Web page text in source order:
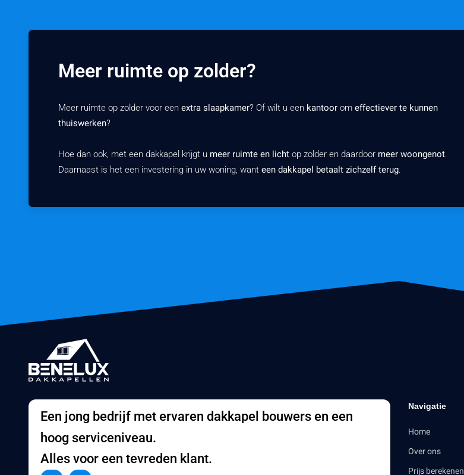
Meer ruimte op zolder?
Meer ruimte op zolder voor een extra slaapkamer? Of wilt u een kantoor om effectiever te kunnen
thuiswerken?
Hoe dan ook, met een dakkapel krijgt u meer ruimte en licht op zolder en daardoor meer woongenot.
Daarnaast is het een investering in uw woning, want een dakkapel betaalt zichzelf terug.
Een jong bedrijf met ervaren dakkapel bouwers en een
hoog serviceniveau.
Alles voor een tevreden klant.
Navigatie
Home
Over ons
Prijs berekenen